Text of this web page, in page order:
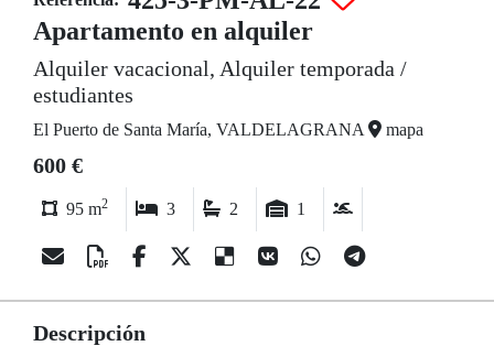
Apartamento en alquiler
Alquiler vacacional, Alquiler temporada /
estudiantes
El Puerto de Santa María, VALDELAGRANA mapa
600 €
95 m2 3 2 1
Descripción